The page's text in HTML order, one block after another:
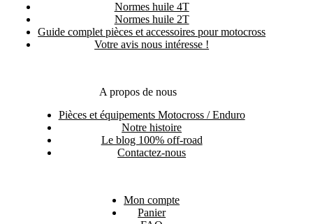
Normes huile 4T
Normes huile 2T
Guide complet pièces et accessoires pour motocross
Votre avis nous intéresse !
A propos de nous
Pièces et équipements Motocross / Enduro
Notre histoire
Le blog 100% off-road
Contactez-nous
Mon compte
Panier